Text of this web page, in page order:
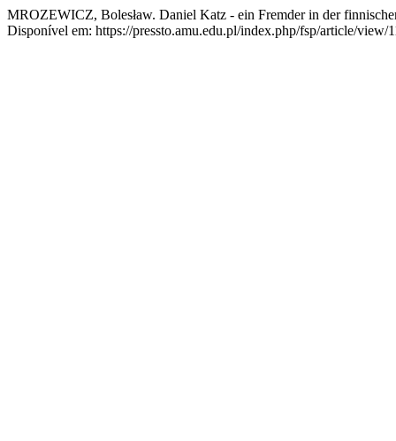
MROZEWICZ, Bolesław. Daniel Katz - ein Fremder in der
Disponível em: https://pressto.amu.edu.pl/index.php/fsp/article/view/